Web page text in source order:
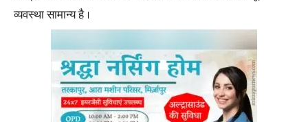
व्यवस्था सामान्य है ।